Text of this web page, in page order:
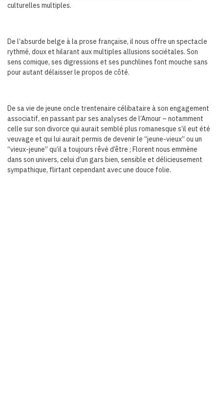
culturelles multiples.
De l’absurde belge à la prose française, il nous offre un spectacle
rythmé, doux et hilarant aux multiples allusions sociétales. Son
sens comique, ses digressions et ses punchlines font mouche sans
pour autant délaisser le propos de côté.
De sa vie de jeune oncle trentenaire célibataire à son engagement
associatif, en passant par ses analyses de l’Amour – notamment
celle sur son divorce qui aurait semblé plus romanesque s’il eut été
veuvage et qui lui aurait permis de devenir le “jeune-vieux” ou un
“vieux-jeune” qu’il a toujours rêvé d’être ; Florent nous emmène
dans son univers, celui d’un gars bien, sensible et délicieusement
sympathique, flirtant cependant avec une douce folie.